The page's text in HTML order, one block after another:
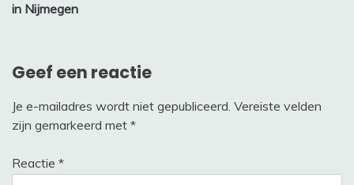
in Nijmegen
Geef een reactie
Je e-mailadres wordt niet gepubliceerd. Vereiste velden
zijn gemarkeerd met *
Reactie *